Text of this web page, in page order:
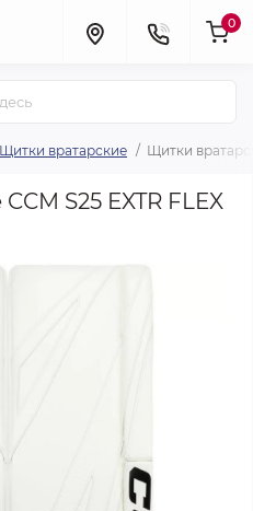
0
Щитки вратарские Щитки
S25 EXTR FLEX